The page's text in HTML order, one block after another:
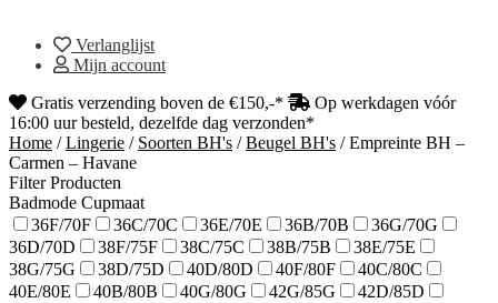
Verlanglijst
Mijn account
Gratis verzending boven de €150,-*
Op werkdagen vóór
16:00 uur besteld, dezelfde dag verzonden*
Home /Lingerie / Soorten BH's /Beugel BH's /Empreinte BH –
Carmen – Havane
Filter Producten
Badmode Cupmaat
36F/70F
36C/70C 36E/70E 36B/70B
36G/70G
36D/70D
38F/75F 38C/75C 38B/75B
38E/75E
38G/75G
38D/75D 40D/80D 40F/80F
40C/80C
40E/80E
40B/80B 40G/80G 42G/85G
42D/85D